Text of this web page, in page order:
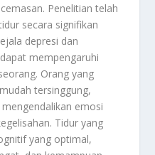
Penelitian telah
secara signifikan
depresi dan
mempengaruhi
Orang yang
tersinggung,
emosi
Tidur yang
yang optimal,